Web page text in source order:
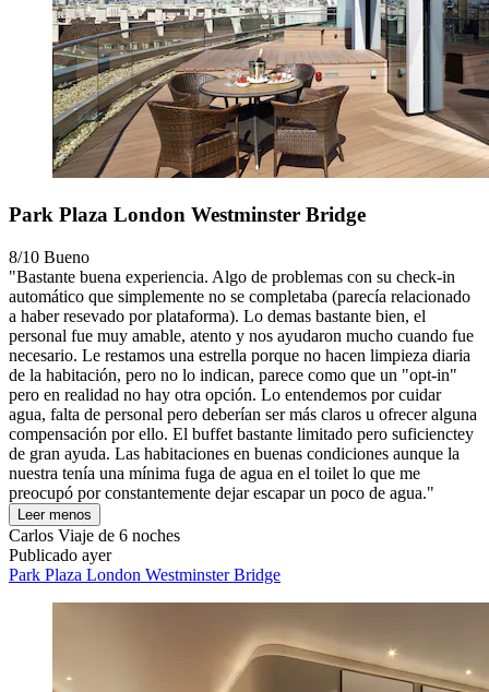
Park Plaza London Westminster Bridge
8/10 Bueno
"Bastante buena experiencia. Algo de problemas con su check-in
automático que simplemente no se completaba (parecía relacionado
a haber resevado por plataforma). Lo demas bastante bien, el
personal fue muy amable, atento y nos ayudaron mucho cuando fue
necesario. Le restamos una estrella porque no hacen limpieza diaria
de la habitación, pero no lo indican, parece como que un "opt-in"
pero en realidad no hay otra opción. Lo entendemos por cuidar
agua, falta de personal pero deberían ser más claros u ofrecer alguna
compensación por ello. El buffet bastante limitado pero suficienctey
de gran ayuda. Las habitaciones en buenas condiciones aunque la
nuestra tenía una mínima fuga de agua en el toilet lo que me
preocupó por constantemente dejar escapar un poco de agua."
Leer menos
Carlos Viaje de 6 noches
Publicado ayer
Park Plaza London Westminster Bridge